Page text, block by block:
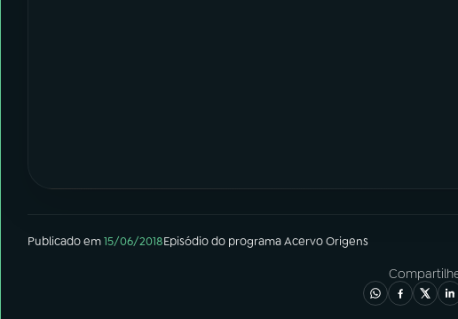
Publicado em15/06/2018Episódiodo programaAcervo Origens